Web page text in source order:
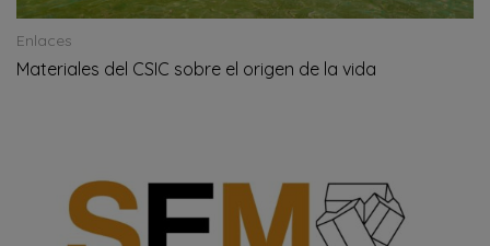
Enlaces
Materiales del CSIC sobre el origen de la vida